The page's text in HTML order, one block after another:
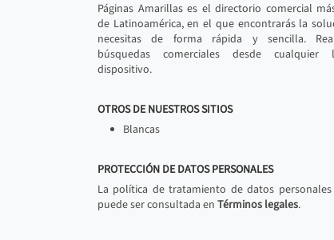
Páginas Amarillas es el directorio comercial
de Latinoamérica, en el que encontrarás la
necesitas de forma rápida y sencilla.
búsquedas comerciales desde
dispositivo.
OTROS DE NUESTROS SITIOS
Blancas
PROTECCIÓN DE DATOS PERSONALES
La política de tratamiento de datos
puede ser consultada en Términos legales.